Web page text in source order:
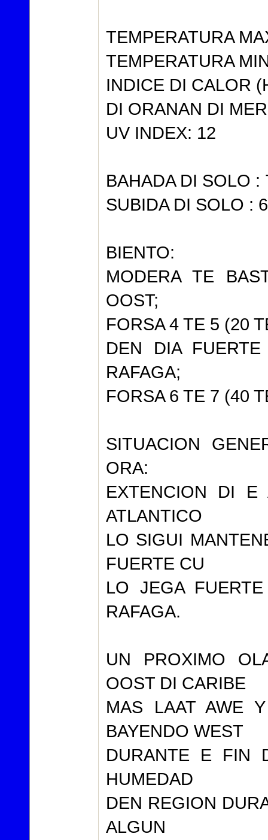
TEMPERATURA
TEMPERATURA
INDICE DI CALOR
DI ORANAN DI
UV INDEX: 12
BAHADA DI SOLO :
SUBIDA DI SOLO :
BIENTO:
MODERA TE
OOST;
FORSA 4 TE 5 (20
DEN DIA
RAFAGA;
FORSA 6 TE 7 (40
SITUACION
ORA:
EXTENCION DI E
ATLANTICO
LO SIGUI
FUERTE CU
LO JEGA
RAFAGA.
UN PROXIMO
OOST DI CARIBE
MAS LAAT AWE
BAYENDO WEST
DURANTE E FIN
HUMEDAD
DEN REGION
ALGUN